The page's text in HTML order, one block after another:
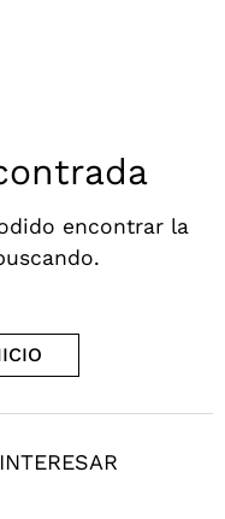
encontrar la